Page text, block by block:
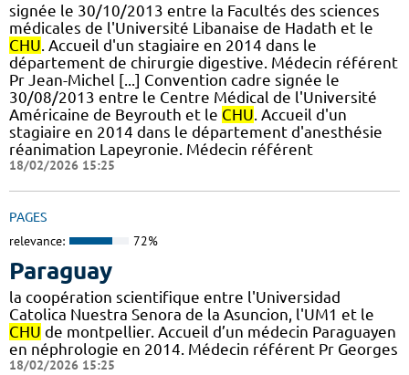
signée le 30/10/2013 entre la Facultés des sciences
médicales de l'Université Libanaise de Hadath et le
CHU . Accueil d'un stagiaire en 2014 dans le
département de chirurgie digestive. Médecin référent
Pr Jean-Michel [...] Convention cadre signée le
30/08/2013 entre le Centre Médical de l'Université
Américaine de Beyrouth et le CHU . Accueil d'un
stagiaire en 2014 dans le département d'anesthésie
réanimation Lapeyronie. Médecin référent
18/02/2026 15:25
PAGES
relevance: 72%
Paraguay
la coopération scientifique entre l'Universidad
Catolica Nuestra Senora de la Asuncion, l'UM1 et le
CHU de montpellier. Accueil d’un médecin Paraguayen
en néphrologie en 2014. Médecin référent Pr Georges
18/02/2026 15:25